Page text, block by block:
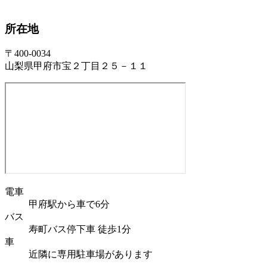
所在地
〒400-0034
山梨県甲府市宝２丁目２５－１１
電車
甲府駅から車で6分
バス
寿町バス停下車 徒歩1分
車
近隣に専用駐車場があります